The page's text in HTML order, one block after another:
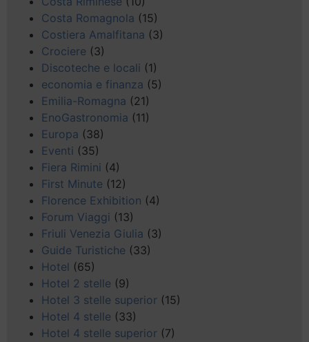
Costa Romagnola (15)
Costiera Amalfitana (3)
Crociere (3)
Discoteche e locali (1)
economia e finanza (5)
Emilia-Romagna (21)
EnoGastronomia (11)
Europa (38)
Eventi (35)
Fiera Rimini (4)
First Minute (12)
Florence Exhibition (4)
Forum Viaggi (13)
Friuli Venezia Giulia (3)
Guide Turistiche (33)
Hotel (65)
Hotel 2 stelle (9)
Hotel 3 stelle superior (15)
Hotel 4 stelle (33)
Hotel 4 stelle superior (7)